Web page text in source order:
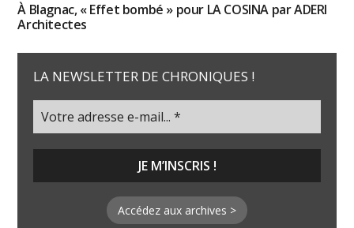
À Blagnac, « Effet bombé » pour LA COSINA par ADERI
Architectes
LA NEWSLETTER DE CHRONIQUES !
Accédez aux archives >